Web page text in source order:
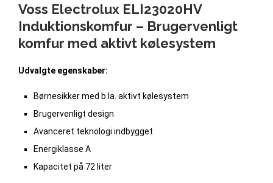
Voss Electrolux ELI23020HV
Induktionskomfur – Brugervenligt
komfur med aktivt kølesystem
Udvalgte egenskaber:
Børnesikker med b.la. aktivt kølesystem
Brugervenligt design
Avanceret teknologi indbygget
Energiklasse A
Kapacitet på 72 liter